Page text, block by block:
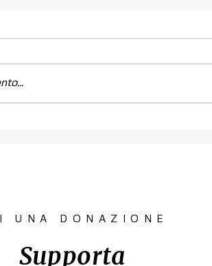
UNA DONAZIONE
Supporta